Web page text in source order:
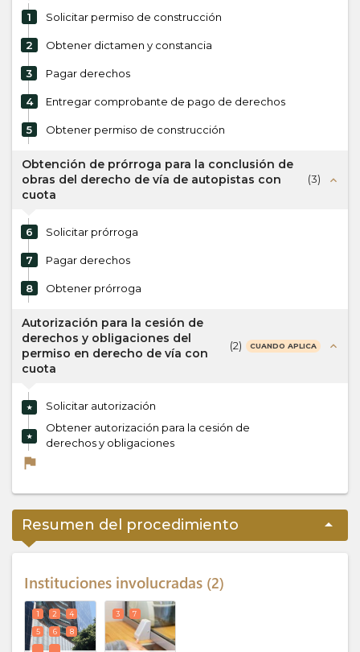
1 Solicitar permiso de construcción
2 Obtener dictamen y constancia
3 Pagar derechos
4 Entregar comprobante de pago de derechos
5 Obtener permiso de construcción
Obtención de prórroga para la conclusión de
obras del derecho de vía de autopistas con
cuota
(3) expand_less
6 Solicitar prórroga
7 Pagar derechos
8 Obtener prórroga
Autorización para la cesión de
derechos y obligaciones del
permiso en derecho de vía con
cuota
(2) CUANDO APLICA expand_less
★ Solicitar autorización
★
Obtener autorización para la cesión de
derechos y obligaciones
flag
arrow_drop_up
Resumen del procedimiento
Instituciones involucradas 2
1 2
4
5
6 8
3 7